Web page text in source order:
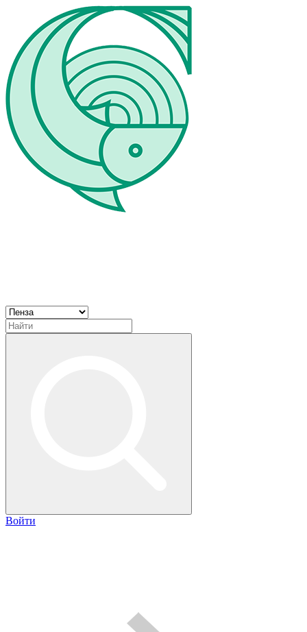
Войти